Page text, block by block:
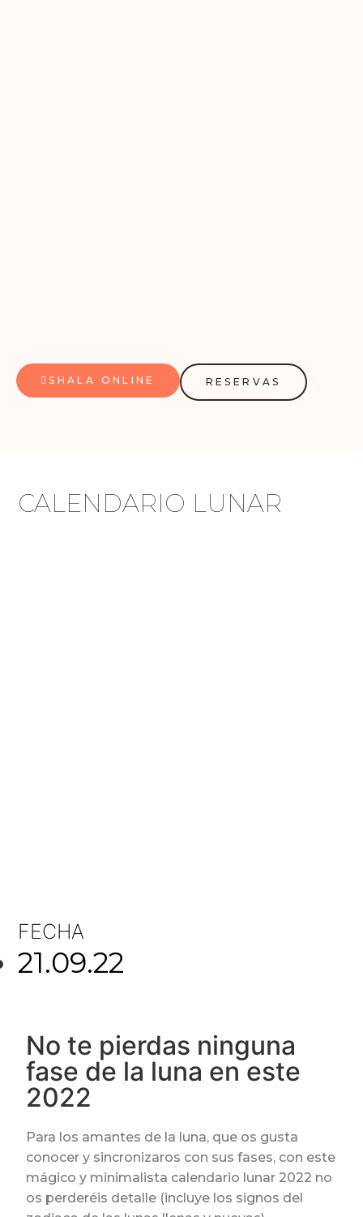
SHALA ONLINE RESERVAS
CALENDARIO LUNAR
FECHA
21.09.22
No te pierdas ninguna
fase de la luna en este
2022
Para los amantes de la luna, que os gusta
conocer y sincronizaros con sus fases, con este
mágico y minimalista calendario lunar 2022 no
os perderéis detalle (incluye los signos del